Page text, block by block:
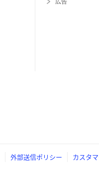
広告
外部送信ポリシー カスタ